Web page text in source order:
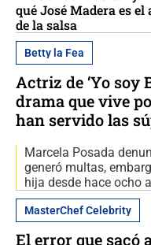
qué José Madera es
de la salsa
Betty la Fea
Actriz de ‘Yo soy
drama que vive
han servido las
Marcela Posada
generó multas,
hija desde hace ocho
MasterChef Celebrity
El error que sacó